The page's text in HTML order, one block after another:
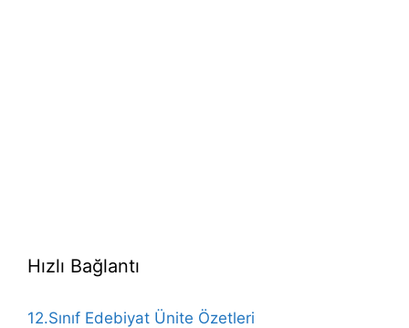
Hızlı Bağlantı
12.Sınıf Edebiyat Ünite Özetleri